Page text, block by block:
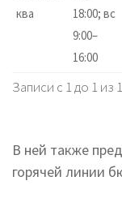
ква
18:00; вс
9:00–
16:00
Записи с 1 до 1 из
В ней также
горячей линии